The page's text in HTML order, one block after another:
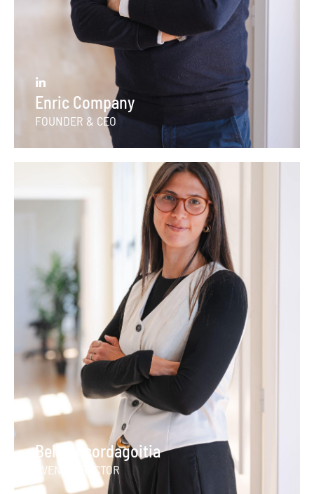
Enric Company
FOUNDER & CEO
Belén Acordagoitia
EVENT DIRECTOR